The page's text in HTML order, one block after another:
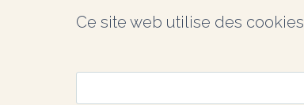
Ce site web utilise des cookies